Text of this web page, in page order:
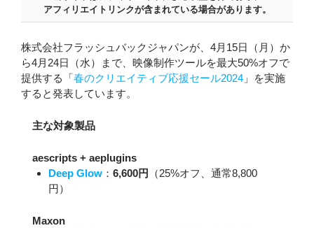
アフィリエイトリンクが含まれている場合があります。
株式会社フラッシュバックジャパンが、4月15日（月）か
ら4月24日（水）まで、映像制作ツールを最大50%オフで
提供する「春のクリエイティブ応援セール2024 」を実施
すると発表しています。
主な対象製品
aescripts + aeplugins
Deep Glow ： 6,600円
（25%オフ、通常8,800
円）
Maxon